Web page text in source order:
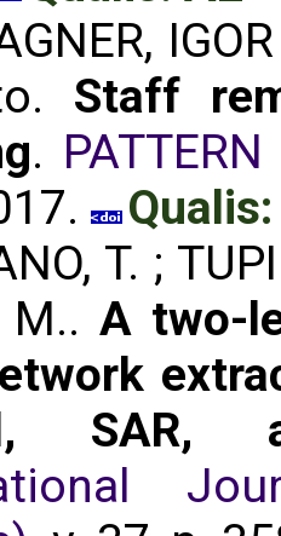
Staff
.
T. ;
M..A two-
SAR,